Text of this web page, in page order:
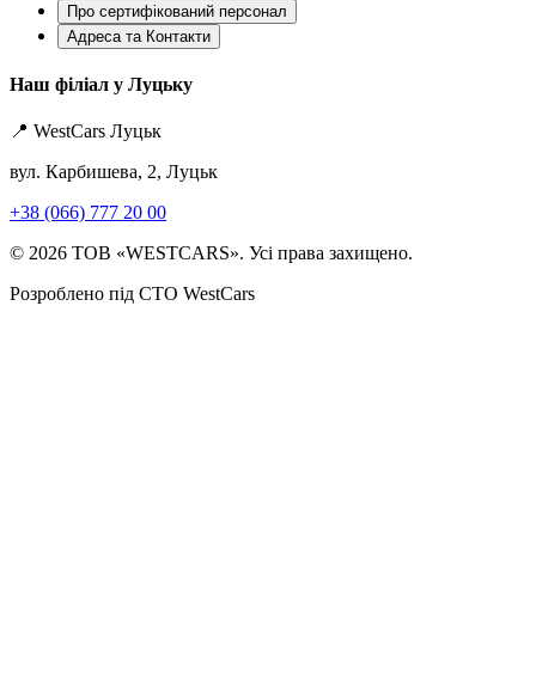
Про сертифікований персонал
Адреса та Контакти
Наш філіал у Луцьку
📍 WestCars Луцьк
вул. Карбишева, 2, Луцьк
+38 (066) 777 20 00
© 2026 ТОВ «WESTCARS». Усі права захищено.
Розроблено під СТО WestCars